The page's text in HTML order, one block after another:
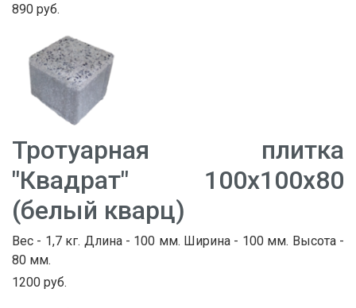
890 руб.
Тротуарная плитка
"Квадрат" 100х100х80
(белый кварц)
Вес - 1,7 кг. Длина - 100 мм. Ширина - 100 мм. Высота -
80 мм.
1200 руб.